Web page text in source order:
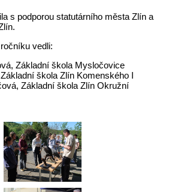
s podporou statutárního města Zlín a
vedli:
Základní škola Mysločovice
škola Zlín Komenského I
Základní škola Zlín Okružní